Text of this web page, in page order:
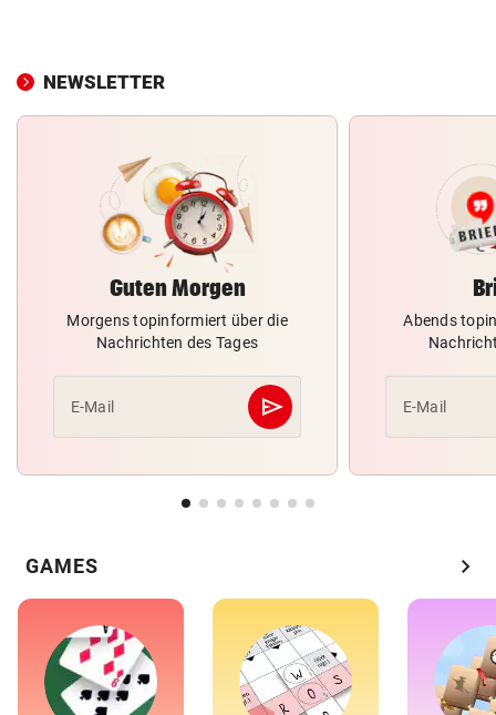
NEWSLETTER
Guten Morgen
Morgens topinformiert über die
Nachrichten des Tages
E-Mail send
Abschicken
Abends
E-Mail
GAMES chevron_right